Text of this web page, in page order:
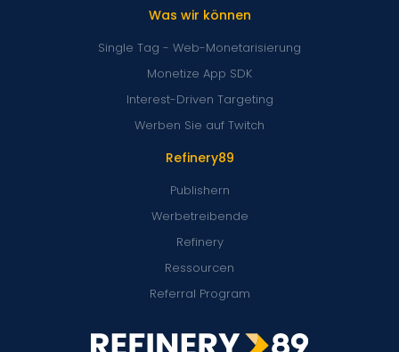
Refinery89
Publishern
Werbetreibende
Refinery
Ressourcen
Referral Program
Was wir können
Single Tag - Web-Monetarisierung
Monetize App SDK
Interest-Driven Targeting
Werben Sie auf Twitch